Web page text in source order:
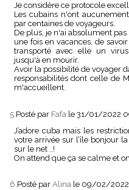
Je considère ce protocole
Les cubains n'ont
par centaines de voyageurs.
De plus, je n'ai absolument
une fois en vacances, de
transporté avec elle un
jusqu'à en mourir.
Avoir la possibilité de voyager
responsabilités dont celle de
m'accueillent.
5. Posté par Fafa le 31/01/2022
J’adore cuba mais les
votre arrivée sur l’île bonjour
sur le net ..!
On attend que ça se calme et
6.Posté par Alina le 09/02/